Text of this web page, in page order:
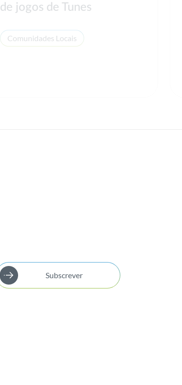
de jogos de Tunes
Comunidades Locais
Subscrever